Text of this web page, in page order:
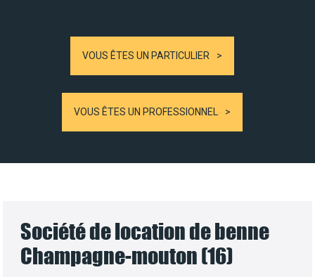
VOUS ÊTES UN PARTICULIER
VOUS ÊTES UN PROFESSIONNEL
Société de location de benne
Champagne-mouton (16)